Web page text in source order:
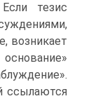
тезис
возникает
ссылаются